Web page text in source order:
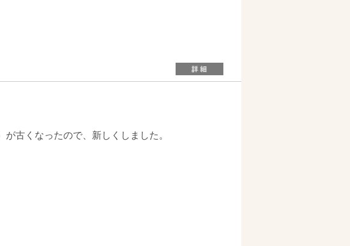
古くなったので、新しくしました。